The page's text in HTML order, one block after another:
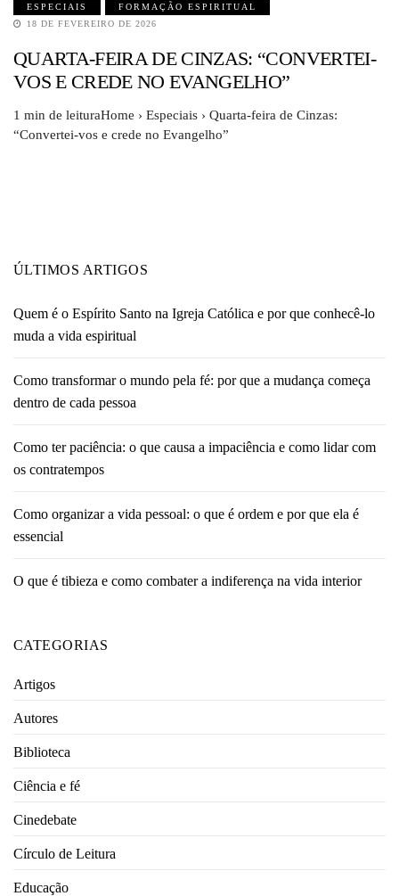
ESPECIAIS
FORMAÇÃO ESPIRITUAL
18 DE FEVEREIRO DE 2026
QUARTA-FEIRA DE CINZAS: “CONVERTEI-
VOS E CREDE NO EVANGELHO”
1 min de leituraHome › Especiais › Quarta-feira de Cinzas:
“Convertei-vos e crede no Evangelho”
ÚLTIMOS ARTIGOS
Quem é o Espírito Santo na Igreja Católica e por que conhecê-lo
muda a vida espiritual
Como transformar o mundo pela fé: por que a mudança começa
dentro de cada pessoa
Como ter paciência: o que causa a impaciência e como lidar com
os contratempos
Como organizar a vida pessoal: o que é ordem e por que ela é
essencial
O que é tibieza e como combater a indiferença na vida interior
CATEGORIAS
Artigos
Autores
Biblioteca
Ciência e fé
Cinedebate
Círculo de Leitura
Educação